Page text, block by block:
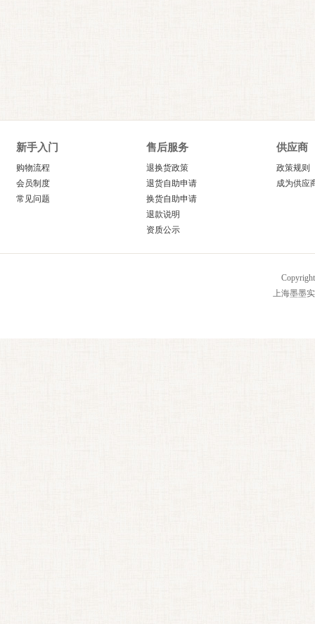
新手入门
购物流程
会员制度
常见问题
售后服务
退换货政策
退货自助申请
换货自助申请
退款说明
资质公示
供应商
政策规则
成为供应
上海墨墨